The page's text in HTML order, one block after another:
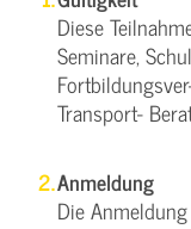
Diese
Seminare,
Transport-
Anmeldung
Die